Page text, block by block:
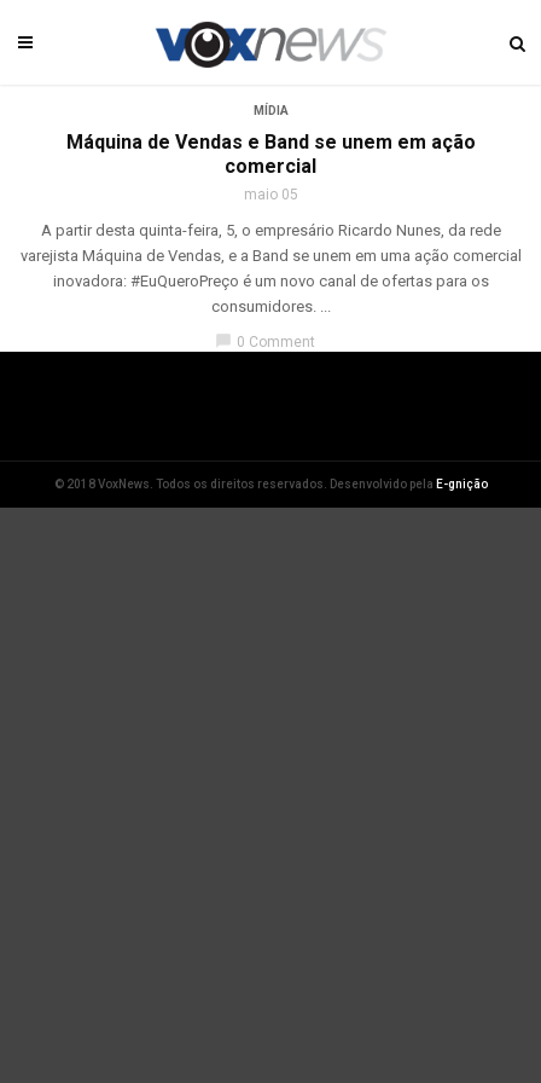
MÍDIA
Máquina de Vendas e Band se unem em ação
comercial
maio 05
A partir desta quinta-feira, 5, o empresário Ricardo Nunes, da rede
varejista Máquina de Vendas, e a Band se unem em uma ação comercial
inovadora: #EuQueroPreço é um novo canal de ofertas para os
consumidores. ...
chat_bubble 0 Comment
© 2018 VoxNews. Todos os direitos reservados. Desenvolvido pela E-gnição